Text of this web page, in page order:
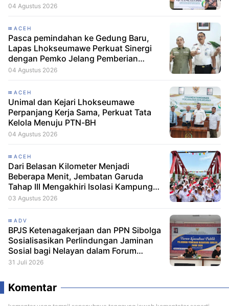
04 Agustus 2026
ACEH
Pasca pemindahan ke Gedung Baru,
Lapas Lhokseumawe Perkuat Sinergi
dengan Pemko Jelang Pemberian
Remisi HUT RI
04 Agustus 2026
ACEH
Unimal dan Kejari Lhokseumawe
Perpanjang Kerja Sama, Perkuat Tata
Kelola Menuju PTN-BH
04 Agustus 2026
ACEH
Dari Belasan Kilometer Menjadi
Beberapa Menit, Jembatan Garuda
Tahap III Mengakhiri Isolasi Kampung
Tempel
03 Agustus 2026
ADV
BPJS Ketenagakerjaan dan PPN Sibolga
Sosialisasikan Perlindungan Jaminan
Sosial bagi Nelayan dalam Forum
Konsultasi Publik
31 Juli 2026
Komentar